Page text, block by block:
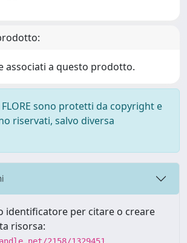
associati a questo prodotto.
sono protetti da copyright e
riservati, salvo diversa
identificatore per citare o creare
risorsa: